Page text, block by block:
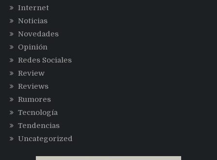
Internet
Noticias
Novedades
Opinión
Redes Sociales
Review
Reviews
Rumores
Tecnología
Tendencias
Uncategorized